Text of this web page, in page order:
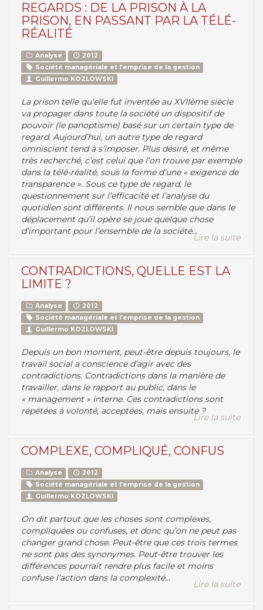
REGARDS : DE LA PRISON À LA
PRISON, EN PASSANT PAR LA TÉLÉ-
RÉALITÉ
Analyse
2012
Société managériale et l’emprise de la gestion
Guillermo KOZLOWSKI
La prison telle qu’elle fut inventée au XVIIème siècle
va propager dans toute la société un dispositif de
pouvoir (le panoptisme) basé sur un certain type de
regard. Aujourd’hui, un autre type de regard
omniscient tend à s’imposer. Plus désiré, et même
très recherché, c’est celui que l’on trouve par exemple
dans la télé-réalité, sous la forme d’une « exigence de
transparence ». Sous ce type de regard, le
questionnement sur l’efficacité et l’analyse du
quotidien sont différents. Il nous semble que dans le
déplacement qu’il opère se joue quelque chose
d’important pour l’ensemble de la société...
Lire la suite
CONTRADICTIONS, QUELLE EST LA
LIMITE ?
Analyse
2012
Société managériale et l’emprise de la gestion
Guillermo KOZLOWSKI
Depuis un bon moment, peut-être depuis toujours, le
travail social a conscience d’agir avec des
contradictions. Contradictions dans la manière de
travailler, dans le rapport au public, dans le
« management » interne. Ces contradictions sont
répétées à volonté, acceptées, mais ensuite ?
Lire la suite
COMPLEXE, COMPLIQUÉ, CONFUS
Analyse
2012
Société managériale et l’emprise de la gestion
Guillermo KOZLOWSKI
On dit partout que les choses sont complexes,
compliquées ou confuses, et donc qu’on ne peut pas
changer grand chose. Peut-être que ces trois termes
ne sont pas des synonymes. Peut-être trouver les
différences pourrait rendre plus facile et moins
confuse l’action dans la complexité...
Lire la suite